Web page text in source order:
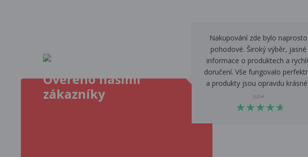
Ověřeno našimi
zákazníky
Nakupování zde bylo naprosto
pohodové. Široký výběr, jasné
informace o produktech a
doručení. Vše fungovalo
a produkty jsou opravdu krásné.
Julie
★★★★★
★★★★★